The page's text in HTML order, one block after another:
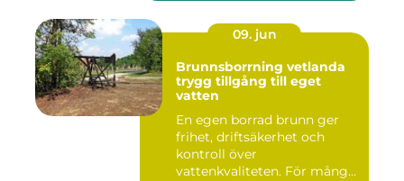
09. jun
Brunnsborrning vetlanda
trygg tillgång till eget
vatten
En egen borrad brunn ger
frihet, driftsäkerhet och
kontroll över
vattenkvaliteten. För många